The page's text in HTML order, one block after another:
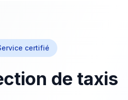
certifié
de taxis